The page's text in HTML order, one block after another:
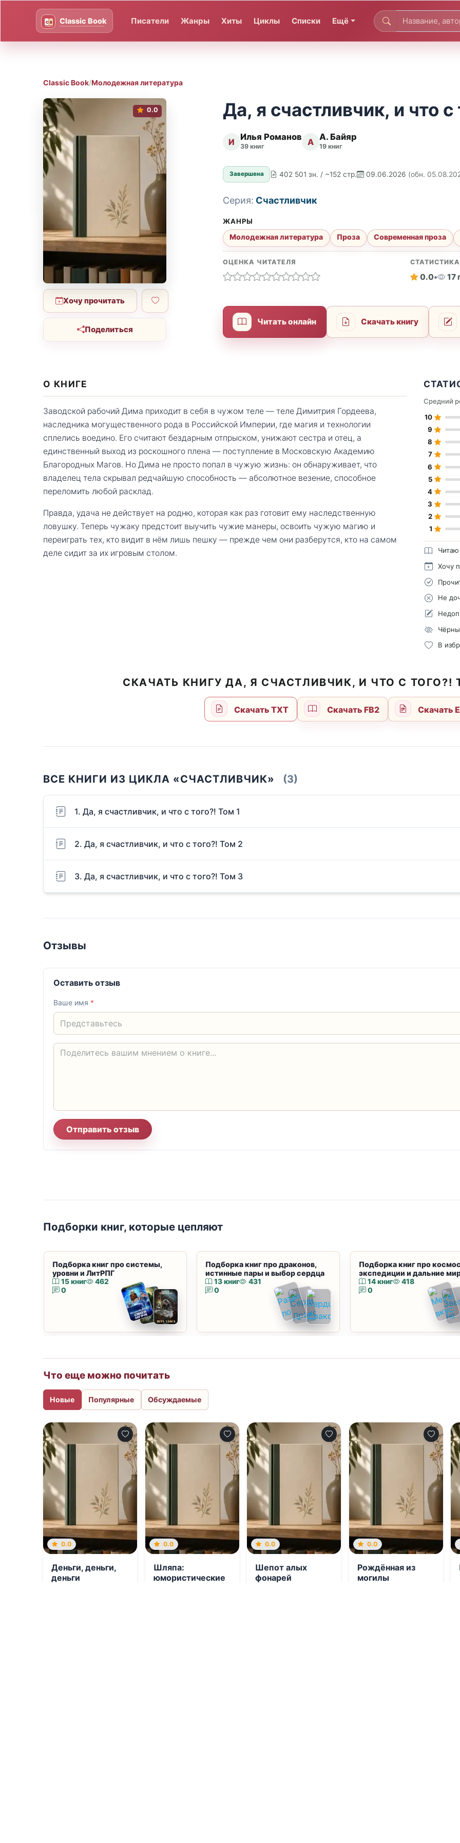
Писатели Жанры Хиты Циклы Списки Ещё
Classic Book/Молодежная литература
0.0
Хочу прочитать
Поделиться
Да, я счастливчик, и что с
И Илья Романов
39 книг А А. Байяр
19 книг
Завершена 402 501 зн. / ~152 стр. 09.06.2026 (обн.
Серия: Счастливчик
ЖАНРЫ
Молодежная литература Проза Современная проза
ОЦЕНКА ЧИТАТЕЛЯ СТАТИСТИКА
0.0• 17
Читать онлайн Скачать книгу
О КНИГЕ
Заводской рабочий Дима приходит в себя в чужом теле — теле Димитрия Гордеева,
наследника могущественного рода в Российской Империи, где магия и технологии
сплелись воедино. Его считают бездарным отпрыском, унижают сестра и отец, а
единственный выход из роскошного плена — поступление в Московскую Академию
Благородных Магов. Но Дима не просто попал в чужую жизнь: он обнаруживает, что
владелец тела скрывал редчайшую способность — абсолютное везение, способное
переломить любой расклад.
Правда, удача не действует на родню, которая как раз готовит ему наследственную
ловушку. Теперь чужаку предстоит выучить чужие манеры, освоить чужую магию и
переиграть тех, кто видит в нём лишь пешку — прежде чем они разберутся, кто на самом
деле сидит за их игровым столом.
Средний
10
9
8
7
6
5
4
3
2
1
Читаю
Хочу
Не
В
СКАЧАТЬ КНИГУ ДА, Я СЧАСТЛИВЧИК, И ЧТО С ТОГО?!
Скачать TXT Скачать FB2 Скачать
ВСЕ КНИГИ ИЗ ЦИКЛА «СЧАСТЛИВЧИК» (3)
1. Да, я счастливчик, и что с того?! Том 1
2. Да, я счастливчик, и что с того?! Том 2
3. Да, я счастливчик, и что с того?! Том 3
Отзывы
Оставить отзыв
Ваше имя *
Отправить отзыв
Подборки книг, которые цепляют
Подборка книг про системы,
уровни и ЛитРПГ
15 книг
462
0
Подборка книг про драконов,
истинные пары и выбор сердца
13 книг
431
0
Подборка книг про
экспедиции и дальние
14 книг
418
0
Что еще можно почитать
Новые Популярные Обсуждаемые
0.0
Деньги, деньги,
деньги
0.0
Шляпа:
юмористические
0.0
Шепот алых
фонарей
0.0
Рождённая из
могилы